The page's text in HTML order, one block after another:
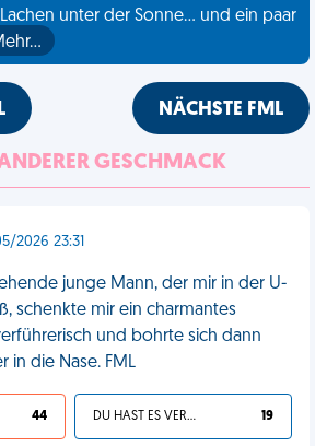
unter der Sonne... und ein paar
NÄCHSTE FML
GESCHMACK
2026 23:31
junge Mann, der mir in der U-
schenkte mir ein charmantes
und bohrte sich dann
in die Nase. FML
44 DU HAST ES VERDIENT 19